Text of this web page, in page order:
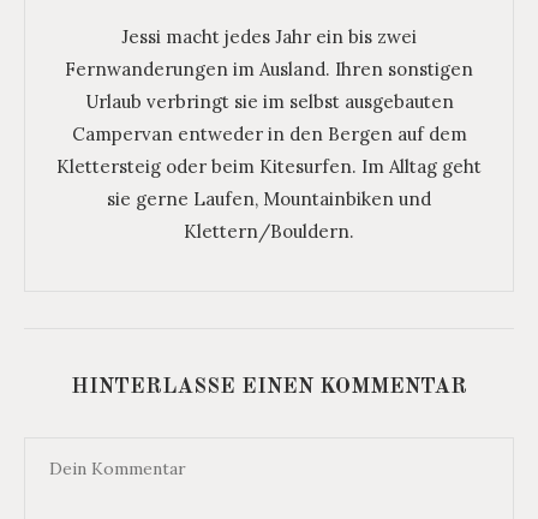
Jessi macht jedes Jahr ein bis zwei
Fernwanderungen im Ausland. Ihren sonstigen
Urlaub verbringt sie im selbst ausgebauten
Campervan entweder in den Bergen auf dem
Klettersteig oder beim Kitesurfen. Im Alltag geht
sie gerne Laufen, Mountainbiken und
Klettern/Bouldern.
HINTERLASSE EINEN KOMMENTAR